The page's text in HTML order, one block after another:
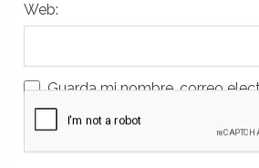
Web:
Guarda mi nombre, correo
este navegador para la próxima